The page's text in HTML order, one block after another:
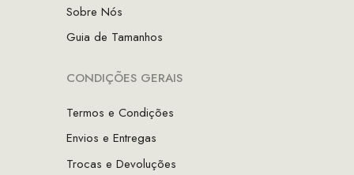
Sobre Nós
Guia de Tamanhos
CONDIÇÕES GERAIS
Termos e Condições
Envios e Entregas
Trocas e Devoluções